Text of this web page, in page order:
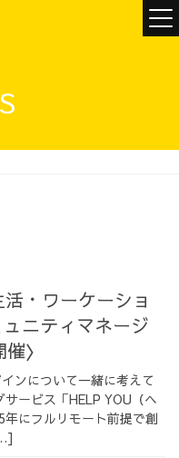
会社概要
・ワーケーショ
ニティマネージ
〉
ンについて一緒に考えて
ービス「HELP YOU（ヘ
にフルリモート前提で創